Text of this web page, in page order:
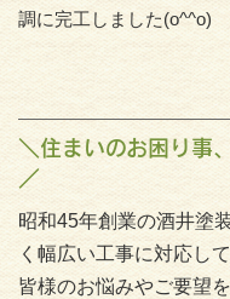
調に完工しました(o^^o)
＼住まいのお困り事
／
昭和45年創業の酒井塗
く幅広い工事に対応して
皆様のお悩みやご要望